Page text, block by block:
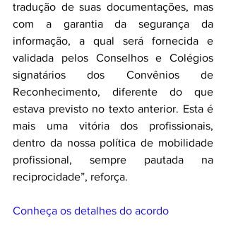
tradução de suas documentações, mas
com a garantia da segurança da
informação, a qual será fornecida e
validada pelos Conselhos e Colégios
signatários dos Convênios de
Reconhecimento, diferente do que
estava previsto no texto anterior. Esta é
mais uma vitória dos profissionais,
dentro da nossa política de mobilidade
profissional, sempre pautada na
reciprocidade”, reforça.
Conheça os detalhes do acordo